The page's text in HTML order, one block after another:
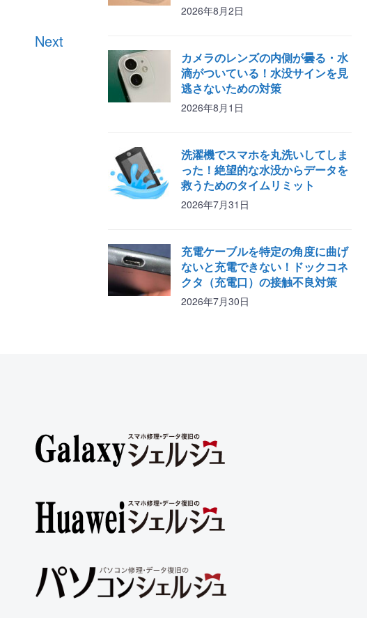
Next
2026年8月2日
カメラのレンズの内側が曇る・水
滴がついている！水没サインを見
逃さないための対策
2026年8月1日
洗濯機でスマホを丸洗いしてしま
った！絶望的な水没からデータを
救うためのタイムリミット
2026年7月31日
充電ケーブルを特定の角度に曲げ
ないと充電できない！ドックコネ
クタ（充電口）の接触不良対策
2026年7月30日